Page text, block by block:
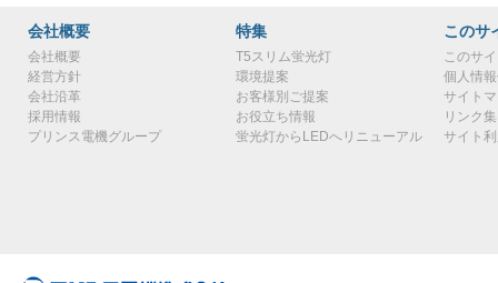
会社概要
会社概要
経営方針
会社沿革
採用情報
プリンス電機グループ
特集
T5スリム蛍光灯
環境提案
お客様別ご提案
お役立ち情報
蛍光灯からLEDへリニューアル
このサ
このサ
個人情
サイト
リンク集
サイト